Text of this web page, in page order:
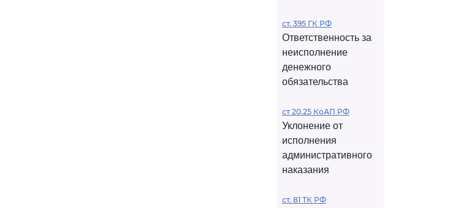
ст. 395 ГК РФ
Ответственность за
неисполнение
денежного
обязательства
ст 20.25 КоАП РФ
Уклонение от
исполнения
административного
наказания
ст. 81 ТК РФ